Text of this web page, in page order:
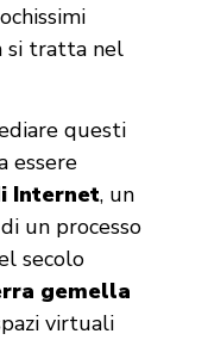
si tratta nel
questi
essere
Internet, un
un processo
secolo
gemella
virtuali